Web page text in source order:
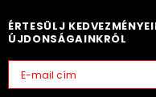
ÉRTESÜLJ
ÚJDONSÁGAINKRÓL